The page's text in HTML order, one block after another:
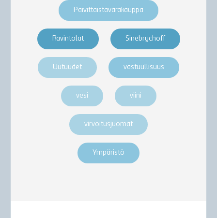
Päivittäistavarakauppa
Ravintolat Sinebrychoff
Uutuudet vastuullisuus
vesi viini
virvoitusjuomat
Ympäristö